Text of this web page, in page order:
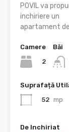
POVIL va
inchiriere un
apartament
Camere
2
Băi
Suprafață
52 mp
De Inchiriat